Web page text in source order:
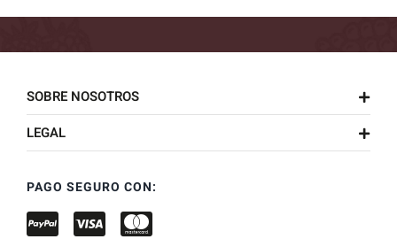
SOBRE NOSOTROS
LEGAL
PAGO SEGURO CON: